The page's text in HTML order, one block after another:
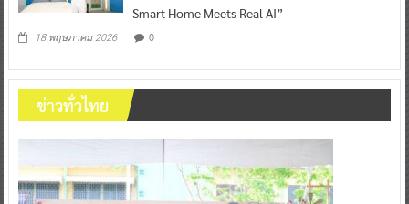
Smart Home Meets Real AI”
18 พฤษภาคม 2026 0
ข่าวทั่วไทย